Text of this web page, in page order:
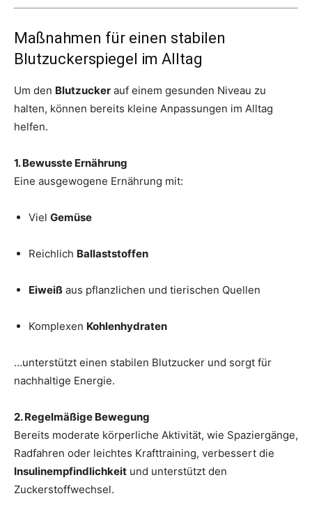
Maßnahmen für einen stabilen
Blutzuckerspiegel im Alltag
Um den Blutzucker auf einem gesunden Niveau zu
halten, können bereits kleine Anpassungen im Alltag
helfen.
1. Bewusste Ernährung
Eine ausgewogene Ernährung mit:
Viel Gemüse
Reichlich Ballaststoffen
Eiweiß aus pflanzlichen und tierischen Quellen
Komplexen Kohlenhydraten
…unterstützt einen stabilen Blutzucker und sorgt für
nachhaltige Energie.
2. Regelmäßige Bewegung
Bereits moderate körperliche Aktivität, wie Spaziergänge,
Radfahren oder leichtes Krafttraining, verbessert die
Insulinempfindlichkeit und unterstützt den
Zuckerstoffwechsel.